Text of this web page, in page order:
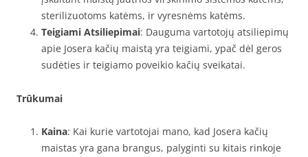
sterilizuotoms katėms, ir vyresnėms katėms.
Teigiami Atsiliepimai: Dauguma vartotojų atsiliepimų
apie Josera kačių maistą yra teigiami, ypač dėl geros
sudėties ir teigiamo poveikio kačių sveikatai.
Trūkumai
Kaina: Kai kurie vartotojai mano, kad Josera kačių
maistas yra gana brangus, palyginti su kitais rinkoje